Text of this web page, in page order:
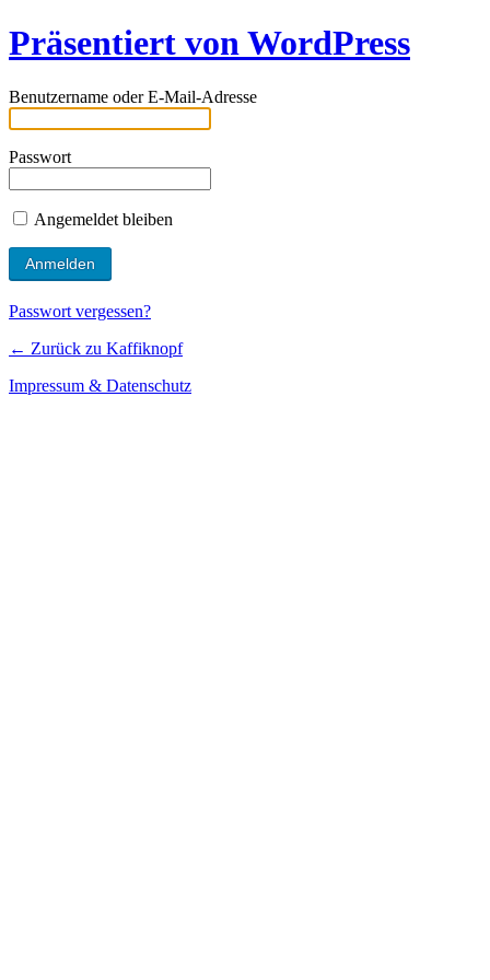
Präsentiert von WordPress
Benutzername oder E-Mail-Adresse
Passwort
Angemeldet bleiben
Passwort vergessen?
← Zurück zu Kaffiknopf
Impressum & Datenschutz